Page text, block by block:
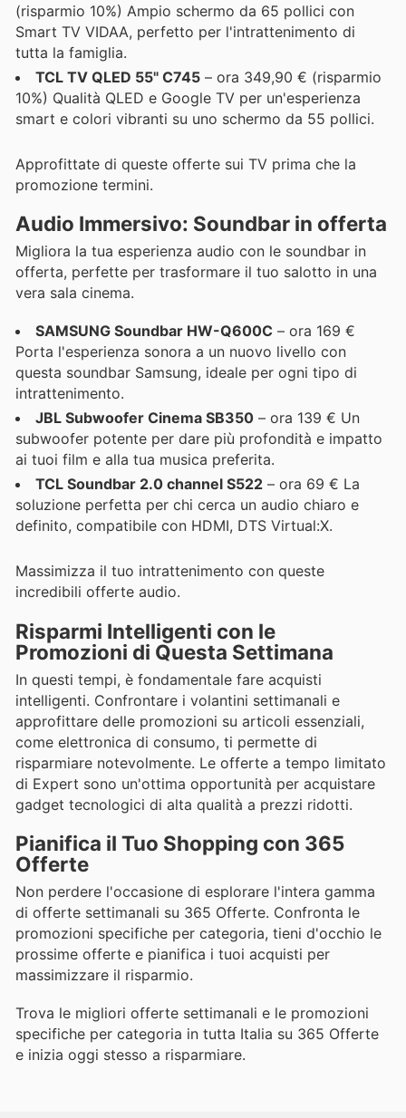
(risparmio 10%) Ampio schermo da 65 pollici con
Smart TV VIDAA, perfetto per l'intrattenimento di
tutta la famiglia.
TCL TV QLED 55" C745 – ora 349,90 € (risparmio
10%) Qualità QLED e Google TV per un'esperienza
smart e colori vibranti su uno schermo da 55 pollici.
Approfittate di queste offerte sui TV prima che la
promozione termini.
Audio Immersivo: Soundbar in offerta
Migliora la tua esperienza audio con le soundbar in
offerta, perfette per trasformare il tuo salotto in una
vera sala cinema.
SAMSUNG Soundbar HW-Q600C – ora 169 €
Porta l'esperienza sonora a un nuovo livello con
questa soundbar Samsung, ideale per ogni tipo di
intrattenimento.
JBL Subwoofer Cinema SB350 – ora 139 € Un
subwoofer potente per dare più profondità e impatto
ai tuoi film e alla tua musica preferita.
TCL Soundbar 2.0 channel S522 – ora 69 € La
soluzione perfetta per chi cerca un audio chiaro e
definito, compatibile con HDMI, DTS Virtual:X.
Massimizza il tuo intrattenimento con queste
incredibili offerte audio.
Risparmi Intelligenti con le
Promozioni di Questa Settimana
In questi tempi, è fondamentale fare acquisti
intelligenti. Confrontare i volantini settimanali e
approfittare delle promozioni su articoli essenziali,
come elettronica di consumo, ti permette di
risparmiare notevolmente. Le offerte a tempo limitato
di Expert sono un'ottima opportunità per acquistare
gadget tecnologici di alta qualità a prezzi ridotti.
Pianifica il Tuo Shopping con 365
Offerte
Non perdere l'occasione di esplorare l'intera gamma
di offerte settimanali su 365 Offerte. Confronta le
promozioni specifiche per categoria, tieni d'occhio le
prossime offerte e pianifica i tuoi acquisti per
massimizzare il risparmio.
Trova le migliori offerte settimanali e le promozioni
specifiche per categoria in tutta Italia su 365 Offerte
e inizia oggi stesso a risparmiare.